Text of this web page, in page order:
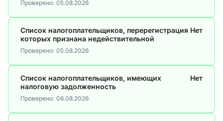
Проверено: 05.08.2026
Список налогоплательщиков, перерегистрация
которых признана недействительной
Нет
Проверено: 05.08.2026
Список налогоплательщиков, имеющих
налоговую задолженность
Нет
Проверено: 06.08.2026